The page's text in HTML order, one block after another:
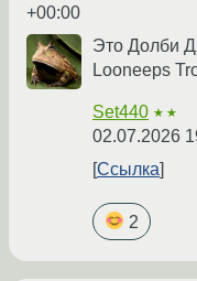
+00:00
Это Долби
Looneeps
Set440 ★★
02.07.2026
Ссылка
2